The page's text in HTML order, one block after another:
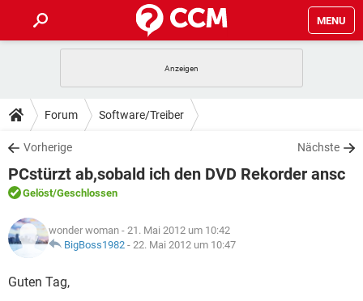
MENU
ANDROID IOS
WINDOWS 10
WHATSAPP TIKTOK
FACEBOOK
TIPPS & TRICKS
SPIELE
WINDOWS 10
WHATSAPP
FACEBOOK HARDWARE
DOWNLOADS
SPIELE STREAMING
ANDROID
WINDOWS 10 INSTAGRAM
WHATSAPP
FACEBOOK
FORUM
SPIELE
ANDROID IOS
LEXIKON
SPIELE
ANDROID
Forum Software/Treiber
Vorherige Nächste
PCstürzt ab,sobald ich den DVD Rekorder ansc
Gelöst/Geschlossen
wonder woman - 21. Mai 2012 um 10:42
BigBoss1982 - 22. Mai 2012 um 10:47
Guten Tag,